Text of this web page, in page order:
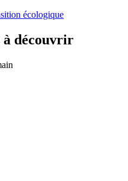
écologique
à découvrir